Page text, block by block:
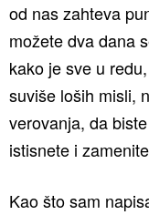
od nas zahteva
možete dva dana
kako je sve u
suviše loših misli,
verovanja, da
istisnete i
Kao što sam